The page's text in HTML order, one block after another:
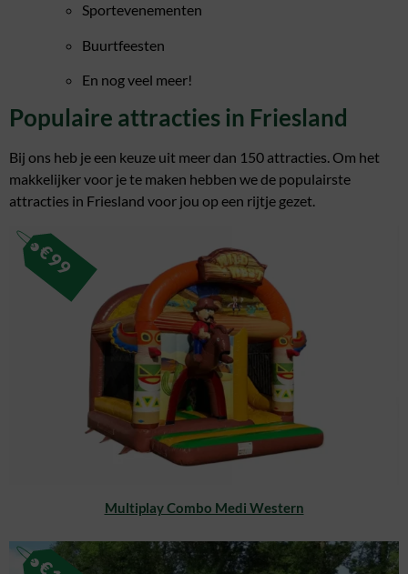
Sportevenementen
Buurtfeesten
En nog veel meer!
Populaire attracties in Friesland
Bij ons heb je een keuze uit meer dan 150 attracties. Om het
makkelijker voor je te maken hebben we de populairste
attracties in Friesland voor jou op een rijtje gezet.
Multiplay Combo Medi Western
€
99
€